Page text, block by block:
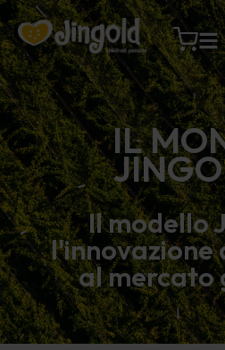
al
contenuto
IL
Il modello
l'innovazione
al mercato